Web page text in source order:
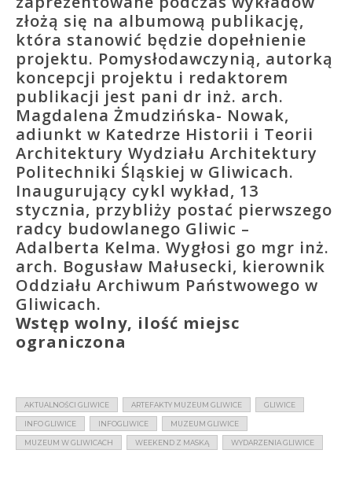
złożą się na albumową publikację,
która stanowić będzie dopełnienie
projektu. Pomysłodawczynią, autorką
koncepcji projektu i redaktorem
publikacji jest pani dr inż. arch.
Magdalena Żmudzińska- Nowak,
adiunkt w Katedrze Historii i Teorii
Architektury Wydziału Architektury
Politechniki Śląskiej w Gliwicach.
Inaugurujący cykl wykład, 13
stycznia, przybliży postać pierwszego
radcy budowlanego Gliwic –
Adalberta Kelma. Wygłosi go mgr inż.
arch. Bogusław Małusecki, kierownik
Oddziału Archiwum Państwowego w
Gliwicach.
Wstęp wolny, ilość miejsc
ograniczona
AKTUALNOŚCI GLIWICE ARTEFAKTY MUZEUM GLIWICE GLIWICE
INFO GLIWICE INFOGLIWICE MUZEUM GLIWICE
MUZEUM W GLIWICACH WEEKEND Z MASKĄ WYDARZENIA GLIWICE